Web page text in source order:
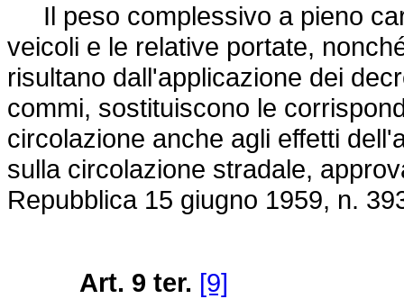
Il peso complessivo a pieno
veicoli e le relative portate,
risultano dall'applicazione dei
commi, sostituiscono le
circolazione anche agli effetti
sulla circolazione stradale,
Repubblica 15 giugno 1959, n.
Art. 9 ter. [9]